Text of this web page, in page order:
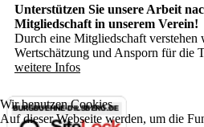
Unterstützen Sie unsere Arbeit
Mitgliedschaft in unserem Verein!
Durch eine Mitgliedschaft
Wertschätzung und Ansporn für die
weitere Infos
Wir benutzen Cookies
Auf dieser Webseite werden, um die